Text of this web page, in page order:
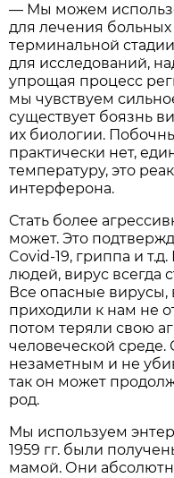
— Мы можем
для лечения больных
терминальной
для исследований,
упрощая процесс
мы чувствуем
существует боязнь
их биологии.
практически нет,
температуру, это
интерферона.
Стать более
может. Это
Covid-19, гриппа и
людей, вирус всегда
Все опасные
приходили к нам не
потом теряли свою
человеческой среде.
незаметным и не
так он может
род.
Мы используем
1959 гг. были
мамой. Они